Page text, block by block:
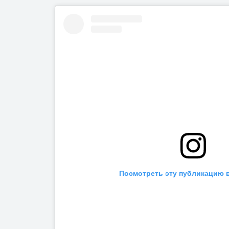
Посмотреть эту публикацию